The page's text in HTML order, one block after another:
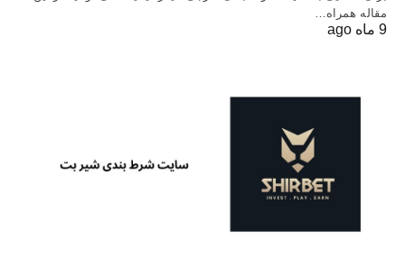
مقاله همراه…
9 ماه ago